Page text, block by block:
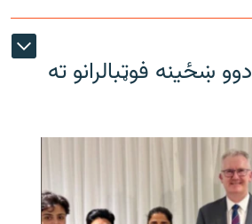
ښځینه فوټبالرانو ته